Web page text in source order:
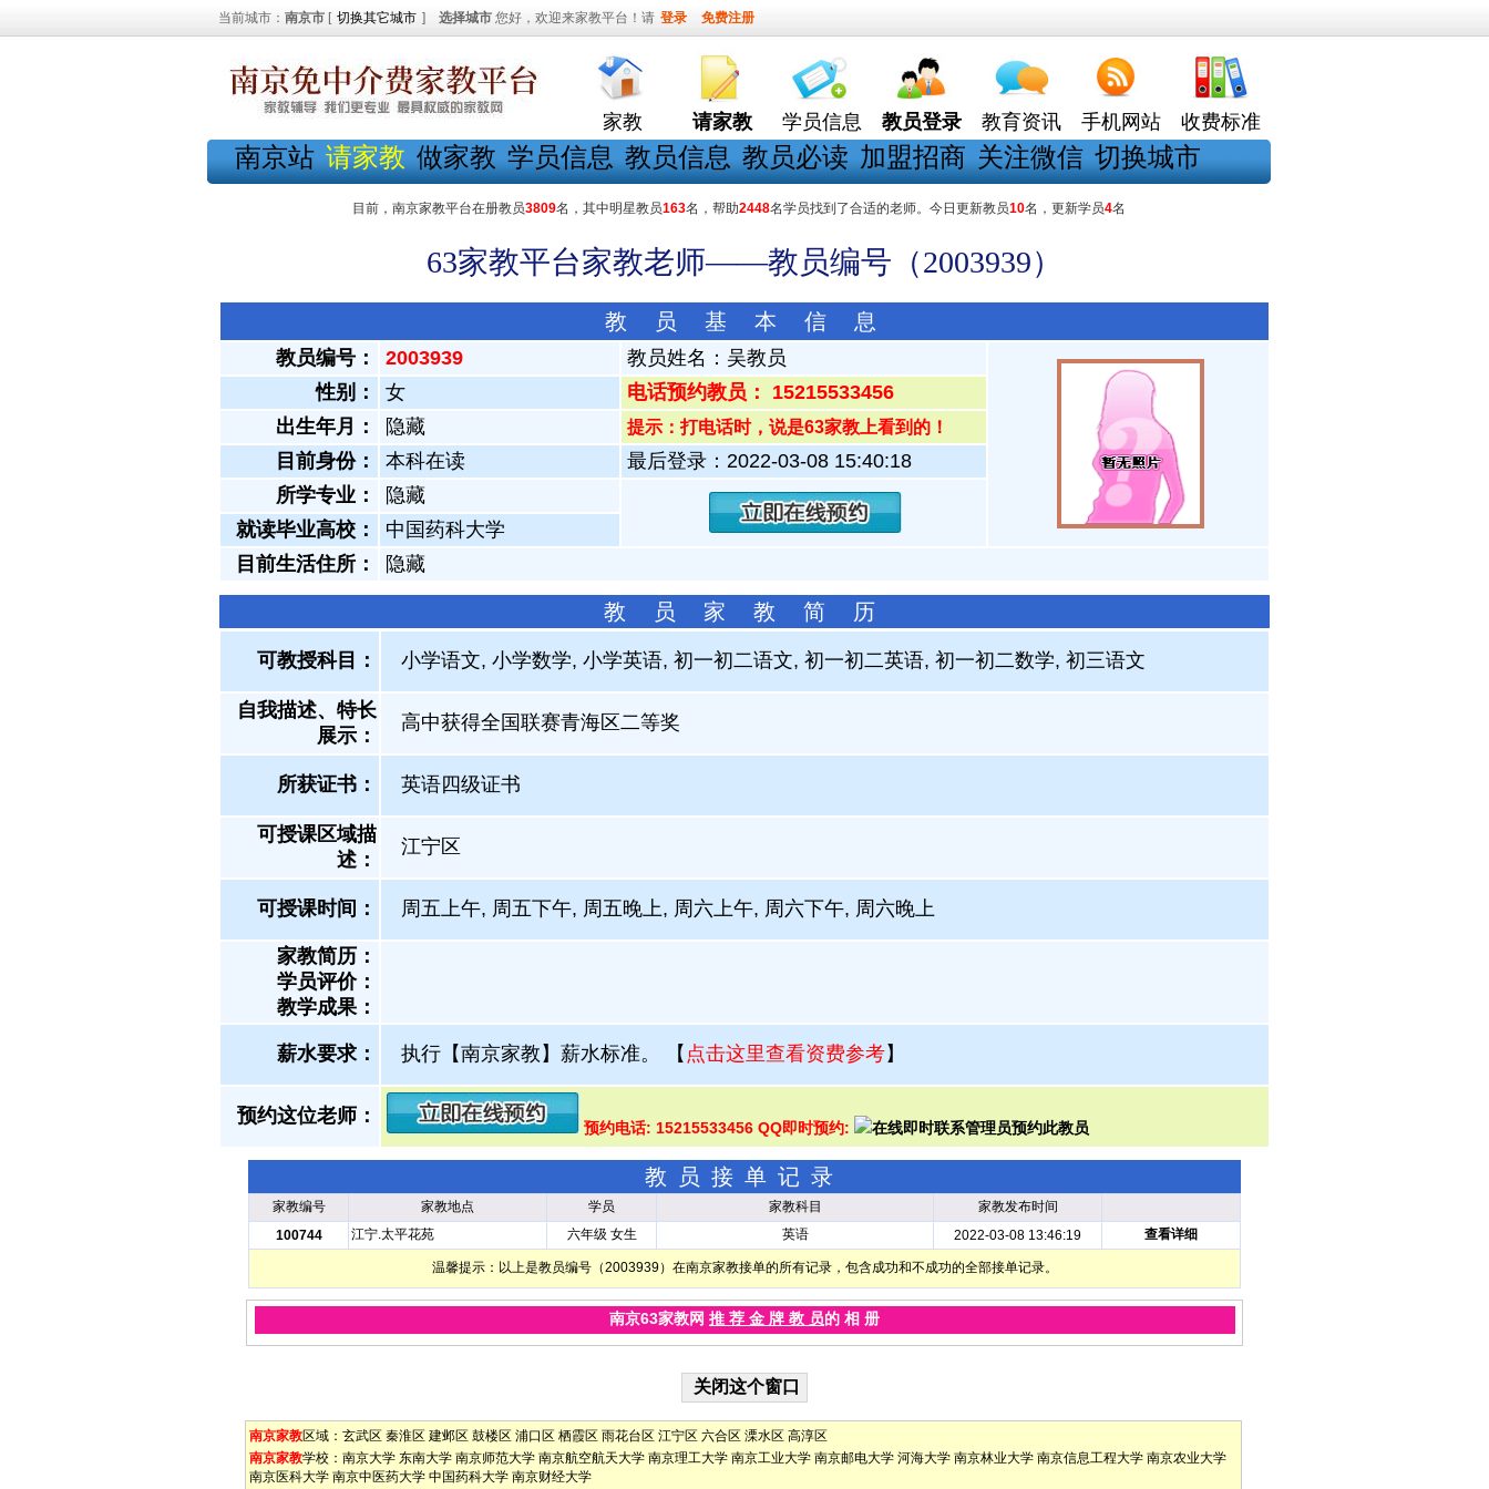
当前城市： 南京市 [ 切换其它城市 ] 选择城市 您好，欢迎来家教平台！请 登录 免费注册
家教 请家教 学员信息 教员登录 教育资讯 手机网站 收费标准
南京站 请家教 做家教 学员信息 教员信息 教员必读 加盟招商 关注微信 切换城市
目前，南京家教平台在册教员3809名，其中明星教员163名，帮助2448名学员找到了合适的老师。今日更新教员10名，更新学员4名
63家教平台家教老师——教员编号（2003939）
教 员 基 本 信 息
教员编号： 2003939 教员姓名： 吴教员
性别：
女
电话预约教员： 15215533456
出生年月：
隐藏 提示：打电话时，说是63家教上看到的！
目前身份： 本科在读
最后登录：2022-03-08 15:40:18
所学专业：
隐藏
就读毕业高校：
中国药科大学
目前生活住所：
隐藏
教 员 家 教 简 历
可教授科目： 小学语文, 小学数学, 小学英语, 初一初二语文, 初一初二英语, 初一初二数学, 初三语文
自我描述、特长
展示 ：
高中获得全国联赛青海区二等奖
所获证书 ： 英语四级证书
可授课区域描
述：
江宁区
可授课时间： 周五上午, 周五下午, 周五晚上, 周六上午, 周六下午, 周六晚上
家教简历：
学员评价：
教学成果：
薪水要求： 执行【南京家教】薪水标准。 【 点击这里查看资费参考】
预约这位老师：
预约电话: 15215533456 QQ即时预约:
教员接单记录
家教编号 家教地点 学员 家教科目
家教发布时间
100744
江宁.太平花苑 六年级 女生 英语 2022-03-08 13:46:19 查看详细
温馨提示：以上是教员编号（2003939）在南京家教接单的所有记录，包含成功和不成功的全部接单记录。
南京63家教网 推 荐 金 牌 教 员的 相 册
南京家教区域： 玄武区 秦淮区 建邺区 鼓楼区 浦口区 栖霞区 雨花台区 江宁区 六合区 溧水区 高淳区
南京家教学校： 南京大学 东南大学 南京师范大学 南京航空航天大学 南京理工大学 南京工业大学 南京邮电大学 河海大学 南京林业大学 南京信息工程大学 南京农业大学
南京医科大学 南京中医药大学 中国药科大学 南京财经大学